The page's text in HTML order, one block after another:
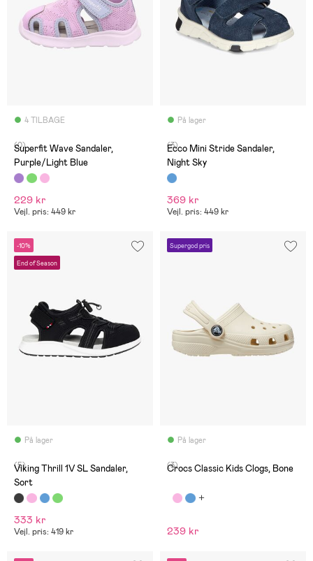
4 TILBAGE
(0)
Superfit Wave Sandaler,
Purple/Light Blue
229 kr
Vejl. pris: 449 kr
På lager
(3)
Ecco Mini Stride Sandaler,
Night Sky
369 kr
Vejl. pris: 449 kr
-10%
End of Season
På lager
(5)
Viking Thrill 1V SL Sandaler,
Sort
333 kr
Vejl. pris: 419 kr
Supergod pris
På lager
(3)
Crocs Classic Kids Clogs, Bone
239 kr